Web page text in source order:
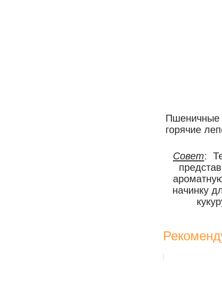
Пшеничные
горячие
Совет:
начинку